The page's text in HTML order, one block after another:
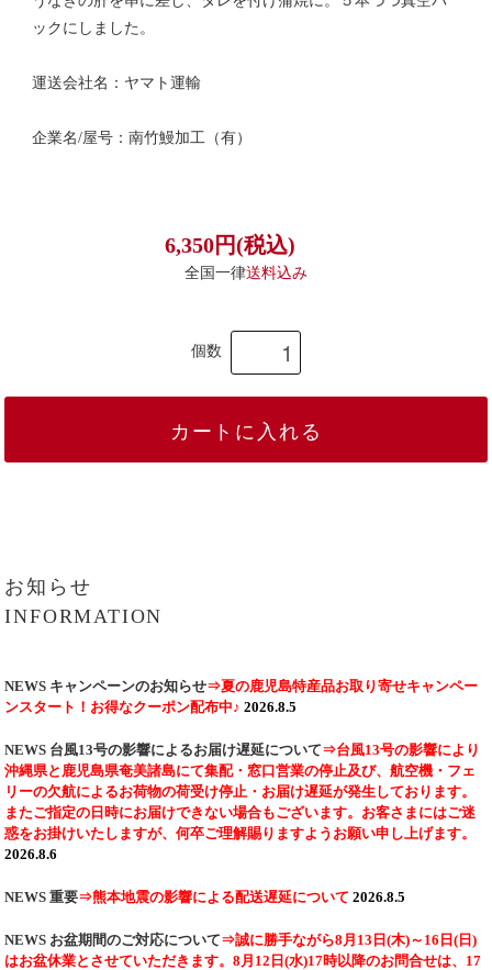
ックにしました。
運送会社名：ヤマト運輸
企業名/屋号：南竹鰻加工（有）
6,350円(税込)
全国⼀律送料込み
個数
カートに入れる
お知らせ
INFORMATION
NEWS キャンペーンのお知らせ⇒夏の鹿児島特産品お取り寄せキャンペー
ンスタート！お得なクーポン配布中♪ 2026.8.5
NEWS 台風13号の影響によるお届け遅延について⇒台風13号の影響により
沖縄県と鹿児島県奄美諸島にて集配・窓口営業の停止及び、航空機・フェ
リーの欠航によるお荷物の荷受け停止・お届け遅延が発生しております。
またご指定の日時にお届けできない場合もございます。お客さまにはご迷
惑をお掛けいたしますが、何卒ご理解賜りますようお願い申し上げます。
2026.8.6
NEWS 重要⇒熊本地震の影響による配送遅延について 2026.8.5
NEWS お盆期間のご対応について⇒誠に勝手ながら8月13日(木)～16日(日)
はお盆休業とさせていただきます。8月12日(水)17時以降のお問合せは、17